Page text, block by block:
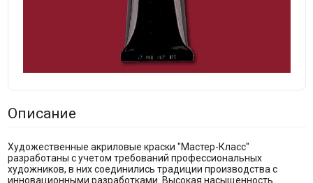
Описание
Художественные акриловые краски "Мастер-Класс"
разработаны с учетом требований профессиональных
художников, в них соединились традиции производства с
инновационными разработками. Высокая насыщенность